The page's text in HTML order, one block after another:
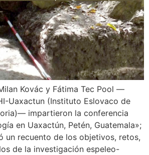
Kovác y Fátima Tec Pool —
Uaxactun (Instituto Eslovaco de
impartieron la conferencia
en Uaxactún, Petén, Guatemala»;
un recuento de los objetivos, retos,
de la investigación espeleo-